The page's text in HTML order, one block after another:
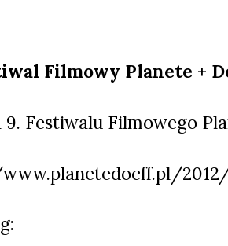
Filmowy Planete +
9. Festiwalu Filmowego